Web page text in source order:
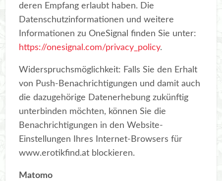
deren Empfang erlaubt haben. Die
Datenschutzinformationen und weitere
Informationen zu OneSignal finden Sie unter:
https://onesignal.com/privacy_policy.
Widerspruchsmöglichkeit: Falls Sie den Erhalt
von Push-Benachrichtigungen und damit auch
die dazugehörige Datenerhebung zukünftig
unterbinden möchten, können Sie die
Benachrichtigungen in den Website-
Einstellungen Ihres Internet-Browsers für
www.erotikfind.at blockieren.
Matomo